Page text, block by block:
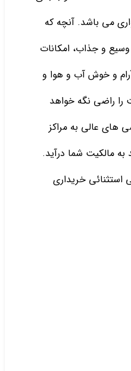
کمد دیواری می باشد. آنچه که
وسیع و جذاب، امکانات
و خوش آب و هوا و
را راضی نگه خواهد
های عالی به مراکز
به مالکیت شما درآید.
استثنائی خریداری